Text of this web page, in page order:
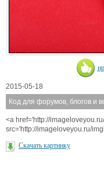
2015-05-18
Код для форумов, блогов и
<a href='http://
src='http://imageloveyou.ru/
Скачать картинку